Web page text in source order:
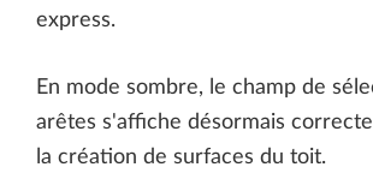
express.
En mode sombre, le champ de
arêtes s'affiche désormais
la création de surfaces du toit.